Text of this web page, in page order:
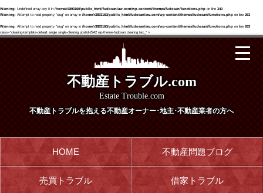
Warning: Undefined array key 0 in /home/r3893160/public_html/fudosanlaw.com/wp-content/themes/fudosan/functions.php on line 340
Warning: Attempt to read property "slug" on array in /home/r3893160/public_html/fudosanlaw.com/wp-content/themes/fudosan/functions.php on line 263
Warning: Attempt to read property "slug" on array in /home/r3893160/public_html/fudosanlaw.com/wp-content/themes/fudosan/functions.php on line 263
class="clearing-template-default single single-clearing postid-2942 wp-theme-fudosan clearing tax_" >
不動産トラブル.com
Estate Trouble.com
不動産トラブルを抱える不動産オーナー･地主･不動産業者の方へ
HOME 不動産問題ブログ
売買トラブル 借家トラブル